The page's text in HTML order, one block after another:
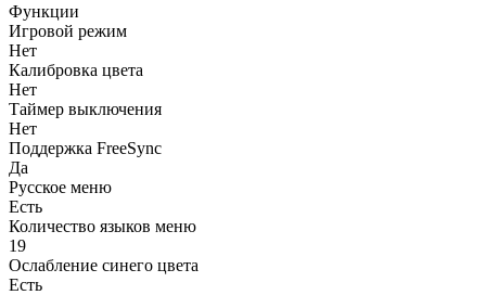
Функции
Игровой режим
Нет
Калибровка цвета
Нет
Таймер выключения
Нет
Поддержка FreeSync
Да
Русское меню
Есть
Количество языков меню
19
Ослабление синего цвета
Есть